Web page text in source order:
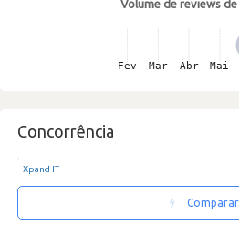
Volume de reviews
Concorrência
Xpand IT
Comparar